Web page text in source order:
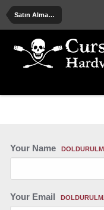
Satın Alma Önerileri - Deneyimler - Uyarılar
Your Name
Your Email